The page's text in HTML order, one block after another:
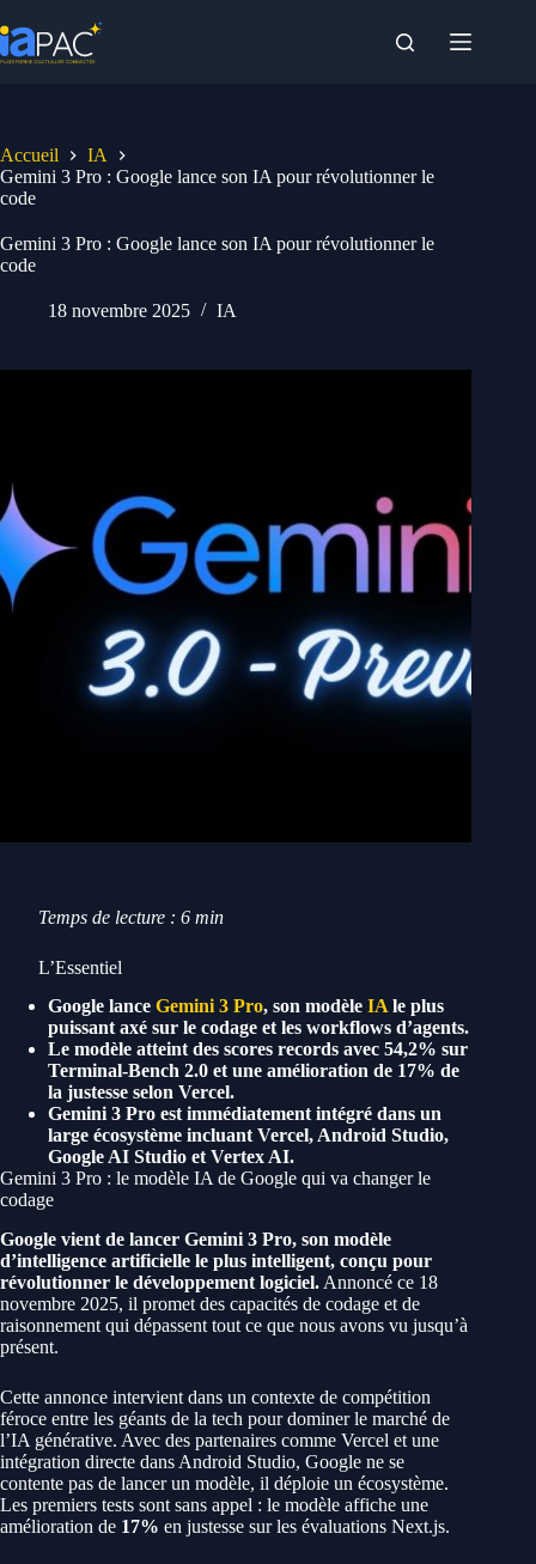
au
contenu
Accueil
IA
Gemini 3 Pro : Google lance son IA pour révolutionner le
code
Gemini 3 Pro : Google lance son IA pour révolutionner le
code
18 novembre 2025 IA
Temps de lecture : 6 min
L’Essentiel
Google lance Gemini 3 Pro, son modèle IA le plus
puissant axé sur le codage et les workflows d’agents.
Le modèle atteint des scores records avec 54,2% sur
Terminal-Bench 2.0 et une amélioration de 17% de
la justesse selon Vercel.
Gemini 3 Pro est immédiatement intégré dans un
large écosystème incluant Vercel, Android Studio,
Google AI Studio et Vertex AI.
Gemini 3 Pro : le modèle IA de Google qui va changer le
codage
Google vient de lancer Gemini 3 Pro, son modèle
d’intelligence artificielle le plus intelligent, conçu pour
révolutionner le développement logiciel. Annoncé ce 18
novembre 2025, il promet des capacités de codage et de
raisonnement qui dépassent tout ce que nous avons vu jusqu’à
présent.
Cette annonce intervient dans un contexte de compétition
féroce entre les géants de la tech pour dominer le marché de
l’IA générative. Avec des partenaires comme Vercel et une
intégration directe dans Android Studio, Google ne se
contente pas de lancer un modèle, il déploie un écosystème.
Les premiers tests sont sans appel : le modèle affiche une
amélioration de 17% en justesse sur les évaluations Next.js.